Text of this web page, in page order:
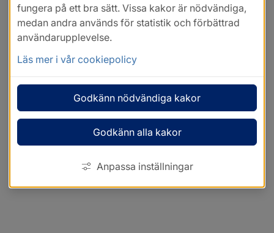
fungera på ett bra sätt. Vissa kakor är nödvändiga,
medan andra används för statistik och förbättrad
användarupplevelse.
Läs mer i vår cookiepolicy
Godkänn nödvändiga kakor
Godkänn alla kakor
Anpassa inställningar